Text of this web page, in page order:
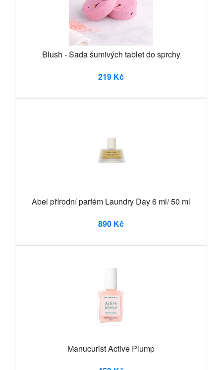
Blush - Sada šumivých tablet do sprchy
219 Kč
Abel přírodní parfém Laundry Day 6 ml/ 50 ml
890 Kč
Manucurist Active Plump